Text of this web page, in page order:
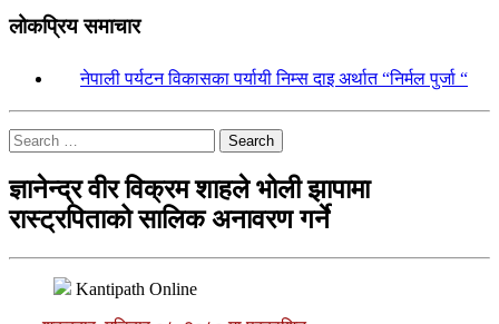
लोकप्रिय समाचार
नेपाली पर्यटन विकासका पर्यायी निम्स दाइ अर्थात “निर्मल पुर्जा “
Search
ज्ञानेन्द्र वीर विक्रम शाहले भोली झापामा
रास्ट्रपिताको सालिक अनावरण गर्ने
Kantipath Online